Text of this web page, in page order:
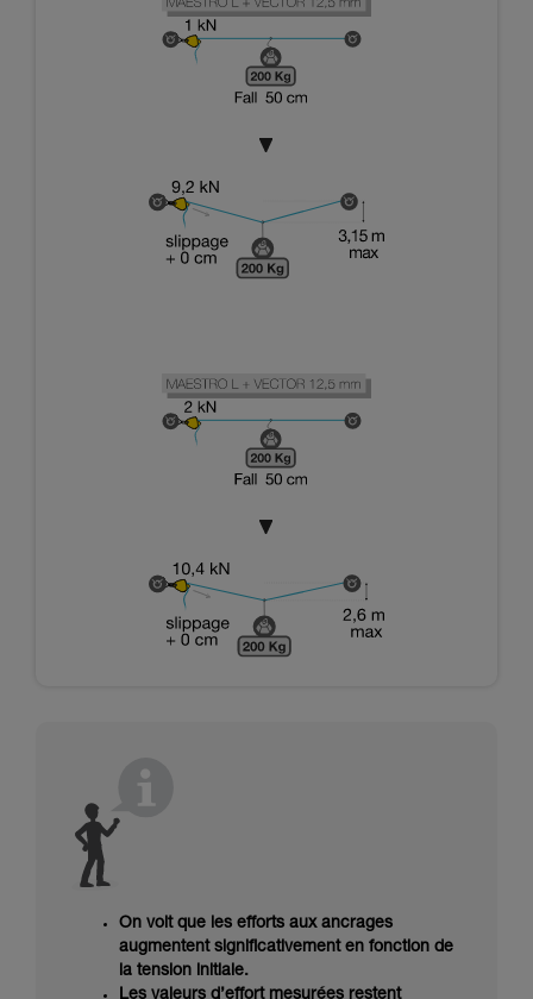
On voit que les efforts aux ancrages
augmentent significativement en fonction de
la tension initiale.
Les valeurs d’effort mesurées restent